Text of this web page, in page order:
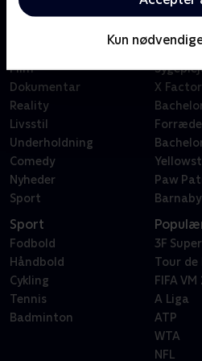
Kun
Kategorier
Film
Dokumentar
Reality
Livsstil
Underholdning
Comedy
Nyheder
Sport
X Factor
Paw
Barnaby
Sport
Fodbold
Håndbold
Cykling
Tennis
Badminton
3F
Tour de
FIFA VM
A Liga
ATP
WTA
NFL